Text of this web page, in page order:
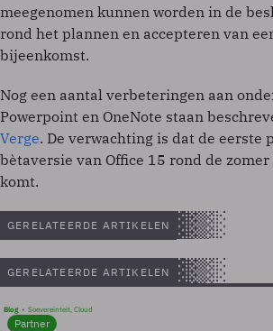
meegenomen kunnen worden in de
rond het plannen en accepteren van
bijeenkomst.
Nog een aantal verbeteringen aan
Powerpoint en OneNote staan
Verge. De verwachting is dat de eerste
bètaversie van Office 15 rond de
komt.
GERELATEERDE ARTIKELEN
GERELATEERDE ARTIKELEN
Blog Soevereinteit, Cloud
Partner